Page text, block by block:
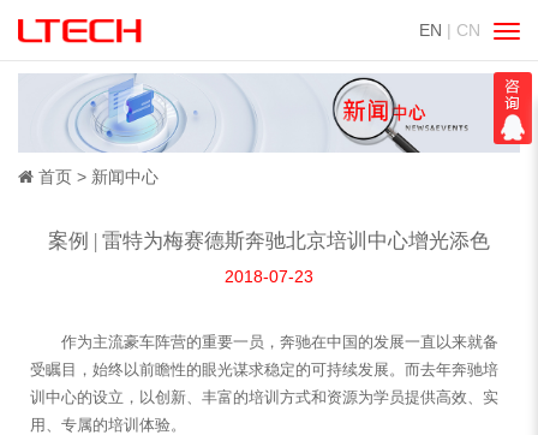
EN | CN
切
换
导
航
首页 新闻中心
案例 | 雷特为梅赛德斯奔驰北京培训中心增光添色
2018-07-23
作为主流豪车阵营的重要一员，奔驰在中国的发展一直以来就备
受瞩目，始终以前瞻性的眼光谋求稳定的可持续发展。而去年奔驰培
训中心的设立，以创新、丰富的培训方式和资源为学员提供高效、实
用、专属的培训体验。